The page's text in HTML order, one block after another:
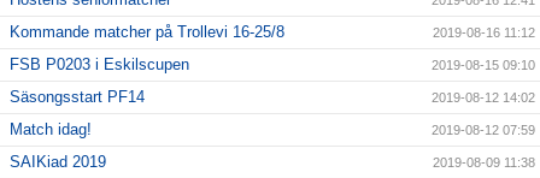
Kommande matcher på Trollevi 16-25/8 2019-08-16 11:12
FSB P0203 i Eskilscupen 2019-08-15 09:10
Säsongsstart PF14 2019-08-12 14:02
Match idag! 2019-08-12 07:59
SAIKiad 2019 2019-08-09 11:38